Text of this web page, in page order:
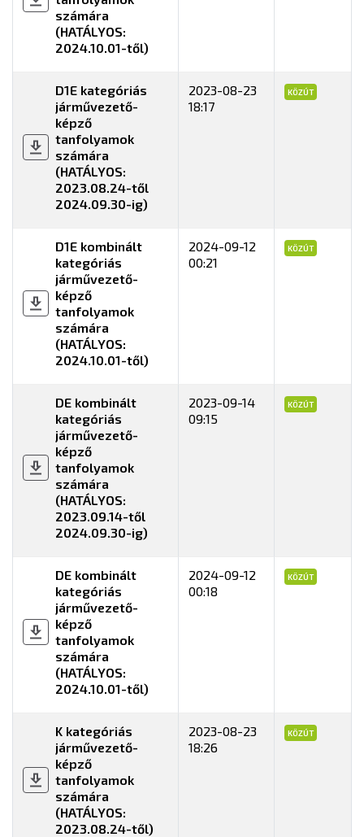
számára
(HATÁLYOS:
2024.10.01-től)
D1E kategóriás
járművezető-
képző
tanfolyamok
számára
(HATÁLYOS:
2023.08.24-től
2024.09.30-ig)
2023-08-23
18:17
KÖZÚT
D1E kombinált
kategóriás
járművezető-
képző
tanfolyamok
számára
(HATÁLYOS:
2024.10.01-től)
2024-09-12
00:21
KÖZÚT
DE kombinált
kategóriás
járművezető-
képző
tanfolyamok
számára
(HATÁLYOS:
2023.09.14-től
2024.09.30-ig)
2023-09-14
09:15
KÖZÚT
DE kombinált
kategóriás
járművezető-
képző
tanfolyamok
számára
(HATÁLYOS:
2024.10.01-től)
2024-09-12
00:18
KÖZÚT
K kategóriás
járművezető-
képző
tanfolyamok
számára
(HATÁLYOS:
2023.08.24-től)
2023-08-23
18:26
KÖZÚT